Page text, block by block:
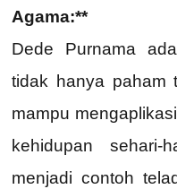
Agama:**
Dede Purnama
tidak hanya paham
mampu
kehidupan sehari-
menjadi contoh